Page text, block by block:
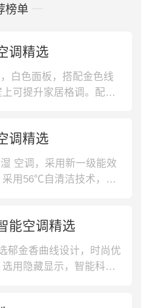
榜单
调精选
白色面板，搭配金色线
可提升家居格调。配备
电而担忧。搭载全直流
速热，节省等待时间。
调精选
空调，采用新一级能效
用56℃自清洁技术，深
湿功能，运行时产生空
体发霉。3、格力 除湿智
能空调精选
郁金香曲线设计，时尚优
用隐藏显示，智能科